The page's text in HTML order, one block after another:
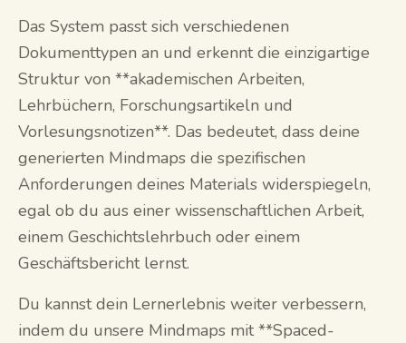
Das System passt sich verschiedenen
Dokumenttypen an und erkennt die einzigartige
Struktur von **akademischen Arbeiten,
Lehrbüchern, Forschungsartikeln und
Vorlesungsnotizen**. Das bedeutet, dass deine
generierten Mindmaps die spezifischen
Anforderungen deines Materials widerspiegeln,
egal ob du aus einer wissenschaftlichen Arbeit,
einem Geschichtslehrbuch oder einem
Geschäftsbericht lernst.
Du kannst dein Lernerlebnis weiter verbessern,
indem du unsere Mindmaps mit **Spaced-